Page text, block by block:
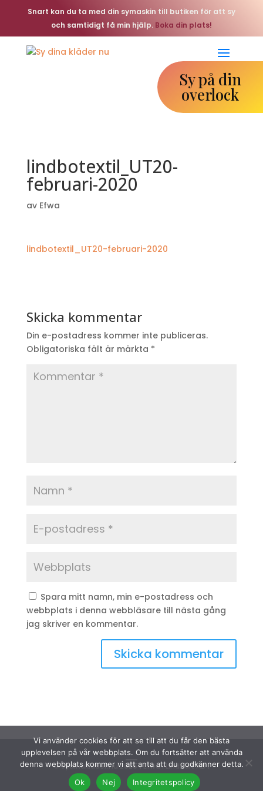
Snart kan du ta med din symaskin till butiken för att sy
och samtidigt få min hjälp. Boka din plats!
Sy på din
overlock
lindbotextil_UT20-
februari-2020
av Efwa
lindbotextil_UT20-februari-2020
Skicka kommentar
Din e-postadress kommer inte publiceras.
Obligatoriska fält är märkta *
Spara mitt namn, min e-postadress och
webbplats i denna webbläsare till nästa gång
jag skriver en kommentar.
© Sydinakläder.nu 2026 | Efwa i Lindhult AB |
Vi använder cookies för att se till att du får den bästa
upplevelsen på vår webbplats. Om du fortsätter att använda
denna webbplats kommer vi att anta att du godkänner detta.
Ok
Nej Integritetspolicy